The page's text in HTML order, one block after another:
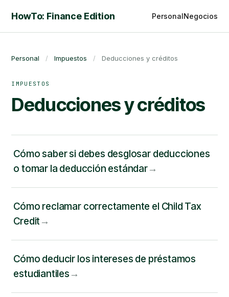
HowTo: Finance Edition PersonalNegocios
Personal / Impuestos / Deducciones y créditos
IMPUESTOS
Deducciones y créditos
Cómo saber si debes desglosar deducciones
o tomar la deducción estándar
Cómo reclamar correctamente el Child Tax
Credit
Cómo deducir los intereses de préstamos
estudiantiles